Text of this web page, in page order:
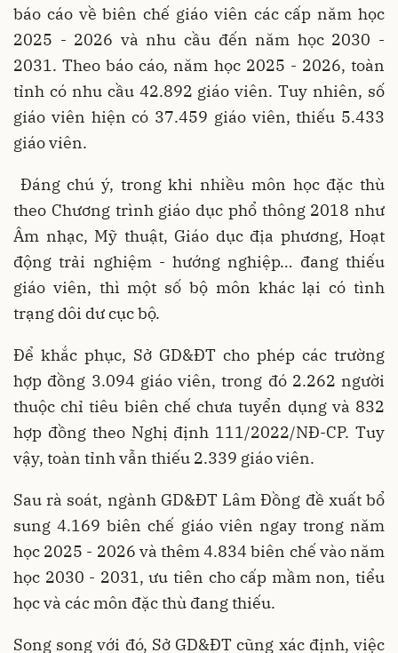
báo cáo về biên chế giáo viên các cấp năm học
2025 - 2026 và nhu cầu đến năm học 2030 -
2031. Theo báo cáo, năm học 2025 - 2026, toàn
tỉnh có nhu cầu 42.892 giáo viên. Tuy nhiên, số
giáo viên hiện có 37.459 giáo viên, thiếu 5.433
giáo viên.
Đáng chú ý, trong khi nhiều môn học đặc thù
theo Chương trình giáo dục phổ thông 2018 như
Âm nhạc, Mỹ thuật, Giáo dục địa phương, Hoạt
động trải nghiệm - hướng nghiệp… đang thiếu
giáo viên, thì một số bộ môn khác lại có tình
trạng dôi dư cục bộ.
Để khắc phục, Sở GD&ĐT cho phép các trường
hợp đồng 3.094 giáo viên, trong đó 2.262 người
thuộc chỉ tiêu biên chế chưa tuyển dụng và 832
hợp đồng theo Nghị định 111/2022/NĐ-CP. Tuy
vậy, toàn tỉnh vẫn thiếu 2.339 giáo viên.
Sau rà soát, ngành GD&ĐT Lâm Đồng đề xuất bổ
sung 4.169 biên chế giáo viên ngay trong năm
học 2025 - 2026 và thêm 4.834 biên chế vào năm
học 2030 - 2031, ưu tiên cho cấp mầm non, tiểu
học và các môn đặc thù đang thiếu.
Song song với đó, Sở GD&ĐT cũng xác định, việc